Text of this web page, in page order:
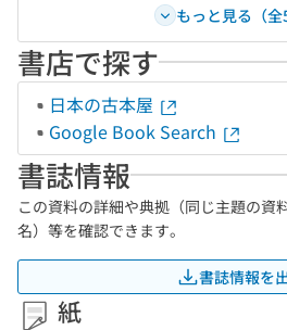
もっと見る（全
書店で探す
日本の古本屋
Google Book Search
書誌情報
この資料の詳細や典拠（同じ主題の資
名）等を確認できます。
書誌情報を
紙